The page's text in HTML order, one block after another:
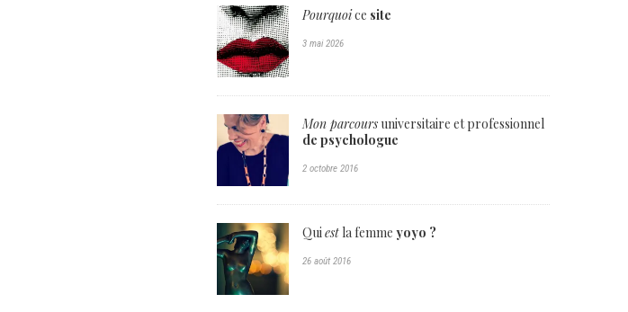
Pourquoice site
3 mai 2026
Mon parcours universitaire et professionnel
de psychologue
2 octobre 2016
Qui est la femme yoyo ?
26 août 2016